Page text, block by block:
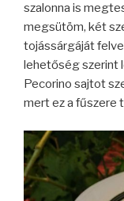
szalonna is
megsütöm, két
tojássárgáját
lehetőség szerint
Pecorino sajtot
mert ez a fűszere